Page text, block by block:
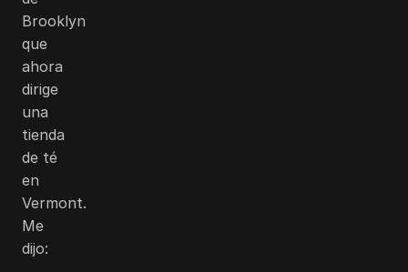
Brooklyn
que
ahora
dirige
una
tienda
de té
en
Vermont.
Me
dijo: